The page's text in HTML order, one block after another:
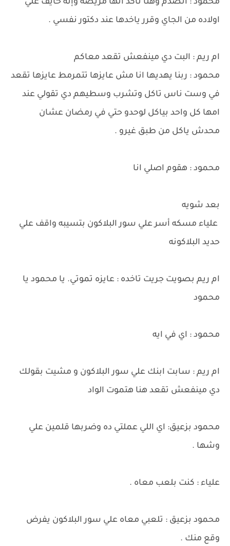
محمود : اتصدم وهنا تاكد انها مريضه وإنه خايف علي
اولاده من الجاي وقرر ياخدها عند دكتور نفسي .
ام ريم : البت دي مينفعش تقعد معاكم
محمود : ربنا يهديها انا مش عايزها تتمرمط عايزها تقعد
في وست ناس تاكل وتشرب وسطيهم دي تقولي عند
امها كل واحد بياكل لوحدو حتي في رمضان عشان
محدش ياكل من طبق غيرو .
محمود : هقوم اصلي انا
بعد شويه
علياء مسكه أسر علي سور البلاكون بتسيبه واقف علي
حديد البلاكونه
ام ريم بصويت جريت تاخده : عايزه تموتي. يا محمود يا
محمود
محمود : اي في ايه
ام ريم : سابت ابنك علي سور البلاكون و مشيت بقولك
دي مينفعش تقعد هنا هتموت الواد
محمود بزعيق: اي اللي عملتي ده وضربها قلمين علي
وشها .
علياء : كنت بلعب معاه .
محمود بزعيق : تلعبي معاه علي سور البلاكون يفرض
وقع منك .